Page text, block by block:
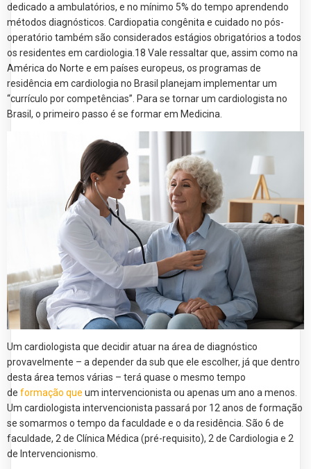
dedicado a ambulatórios, e no mínimo 5% do tempo aprendendo
métodos diagnósticos. Cardiopatia congênita e cuidado no pós-
operatório também são considerados estágios obrigatórios a todos
os residentes em cardiologia.18 Vale ressaltar que, assim como na
América do Norte e em países europeus, os programas de
residência em cardiologia no Brasil planejam implementar um
“currículo por competências”. Para se tornar um cardiologista no
Brasil, o primeiro passo é se formar em Medicina.
Um cardiologista que decidir atuar na área de diagnóstico
provavelmente – a depender da sub que ele escolher, já que dentro
desta área temos várias – terá quase o mesmo tempo
de formação que um intervencionista ou apenas um ano a menos.
Um cardiologista intervencionista passará por 12 anos de formação
se somarmos o tempo da faculdade e o da residência. São 6 de
faculdade, 2 de Clínica Médica (pré-requisito), 2 de Cardiologia e 2
de Intervencionismo.